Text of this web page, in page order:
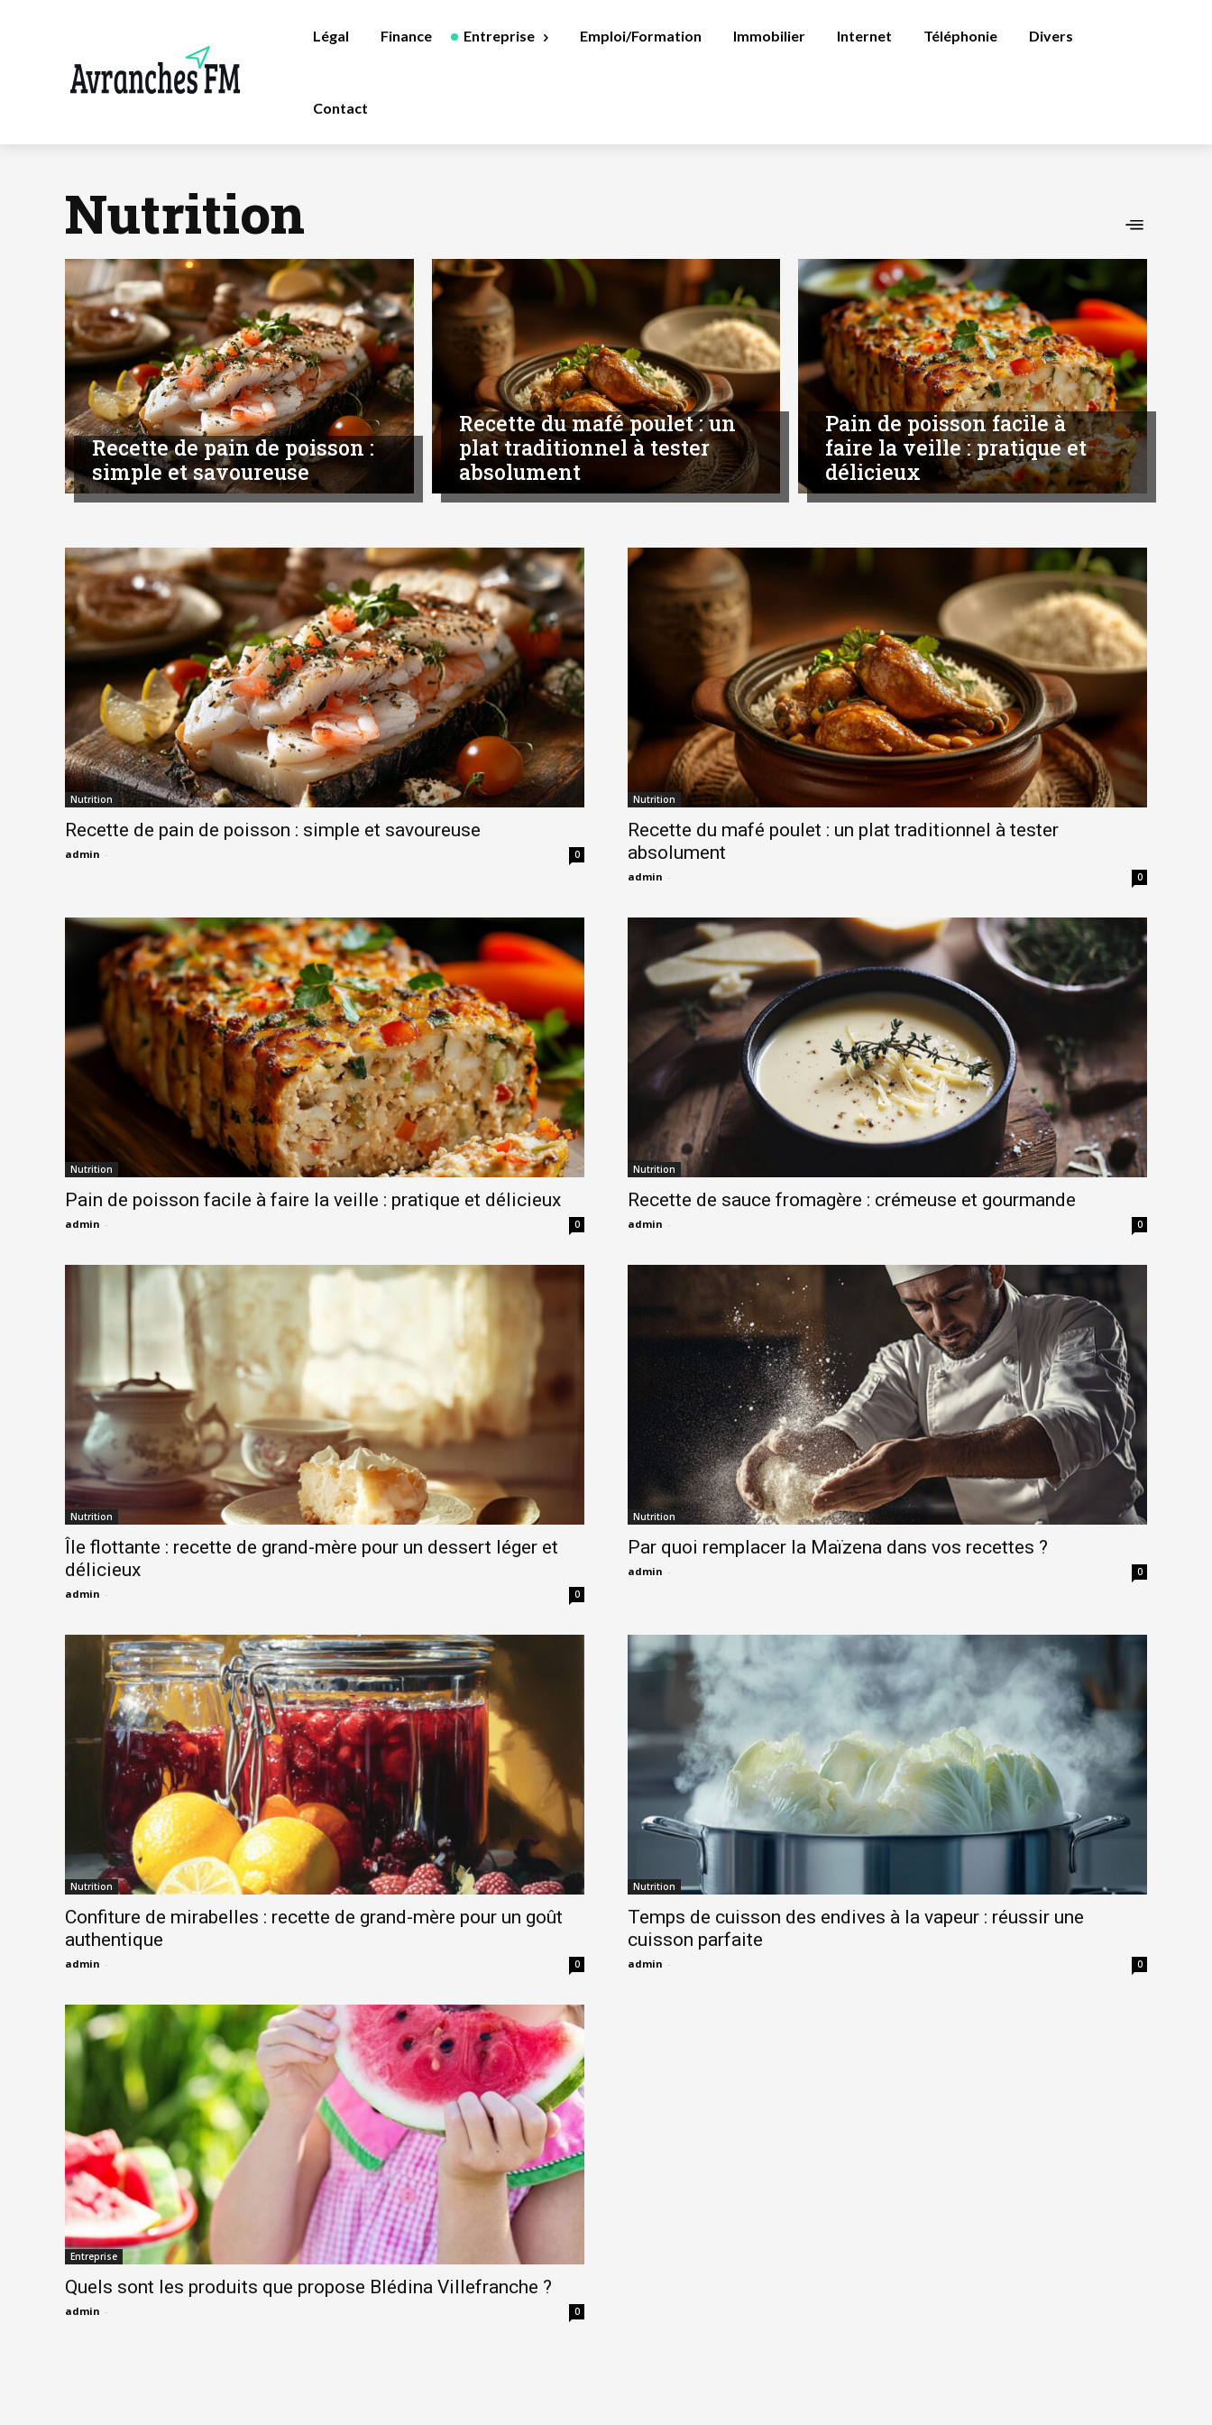
Légal Finance Entreprise Emploi/Formation Immobilier Internet Téléphonie Divers
Contact
Nutrition
Recette de pain de poisson :
simple et savoureuse
Recette du mafé poulet : un
plat traditionnel à tester
absolument
Pain de poisson facile à
faire la veille : pratique et
délicieux
Nutrition
Recette de pain de poisson : simple et savoureuse
admin - 0
Nutrition
Recette du mafé poulet : un plat traditionnel à tester
absolument
admin - 0
Nutrition
Pain de poisson facile à faire la veille : pratique et délicieux
admin - 0
Nutrition
Recette de sauce fromagère : crémeuse et gourmande
admin - 0
Nutrition
Île flottante : recette de grand-mère pour un dessert léger et
délicieux
admin - 0
Nutrition
Par quoi remplacer la Maïzena dans vos recettes ?
admin - 0
Nutrition
Confiture de mirabelles : recette de grand-mère pour un goût
authentique
admin - 0
Nutrition
Temps de cuisson des endives à la vapeur : réussir une
cuisson parfaite
admin - 0
Entreprise
Quels sont les produits que propose Blédina Villefranche ?
admin - 0